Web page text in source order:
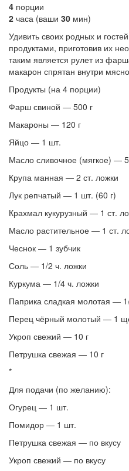
4 порции
2 часа (ваши 30 мин)
Удивить своих родных и
продуктами, приготовив их
таким является рулет из
макарон спрятан внутри
Продукты (на 4 порции)
Фарш свиной — 500 г
Макароны — 120 г
Яйцо — 1 шт.
Масло сливочное (мягкое) —
Крупа манная — 2 ст. ложки
Лук репчатый — 1 шт. (60 г)
Крахмал кукурузный — 1 ст.
Масло растительное — 1 ст.
Чеснок — 1 зубчик
Соль — 1/2 ч. ложки
Куркума — 1/4 ч. ложки
Паприка сладкая молотая —
Перец чёрный молотый — 1
Укроп свежий — 10 г
Петрушка свежая — 10 г
*
Для подачи (по желанию):
Огурец — 1 шт.
Помидор — 1 шт.
Петрушка свежая — по вкусу
Укроп свежий — по вкусу